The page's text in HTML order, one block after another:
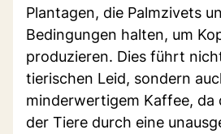
Plantagen, die Palmzivets
Bedingungen halten, um
produzieren. Dies führt
tierischen Leid, sondern
minderwertigem Kaffee, da
der Tiere durch eine